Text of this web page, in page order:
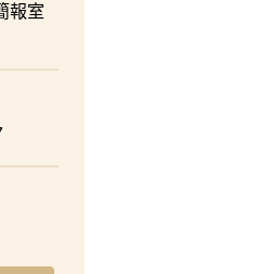
報室